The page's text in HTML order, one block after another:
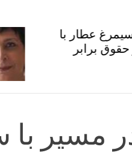
با
مسیر